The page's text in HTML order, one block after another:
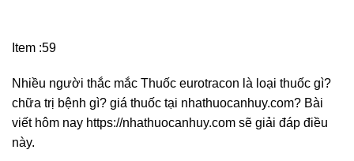
Item :59
Nhiều người thắc mắc Thuốc eurotracon là loại thuốc gì?
chữa trị bệnh gì? giá thuốc tại nhathuocanhuy.com? Bài
viết hôm nay https://nhathuocanhuy.com sẽ giải đáp điều
này.